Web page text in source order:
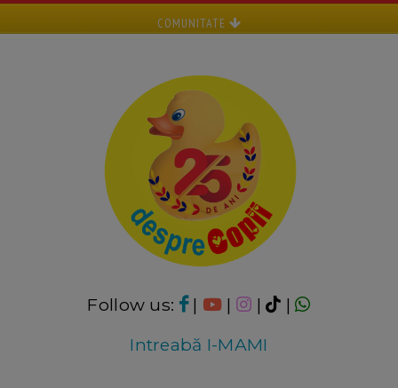
COMUNITATE
Follow us: | | |
|
Intreabă I-MAMI